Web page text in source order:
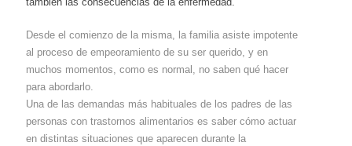
Desde el comienzo de la misma, la familia asiste impotente
al proceso de empeoramiento de su ser querido, y en
muchos momentos, como es normal, no saben qué hacer
para abordarlo.
Una de las demandas más habituales de los padres de las
personas con trastornos alimentarios es saber cómo actuar
en distintas situaciones que aparecen durante la